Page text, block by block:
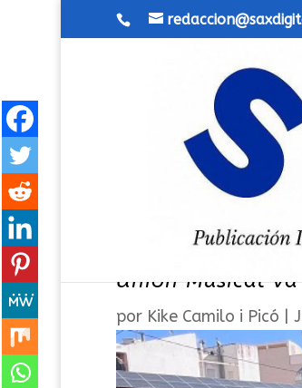
La música de
Unión Musical
por Kike Camilo i Picó